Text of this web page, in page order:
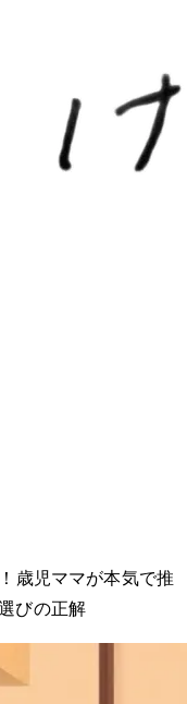
3歳児ママが本気で推
びの正解